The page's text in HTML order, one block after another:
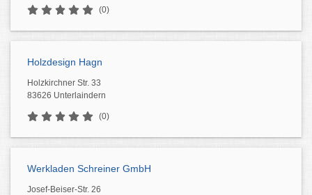
(0)
Holzdesign Hagn
Holzkirchner Str. 33
83626 Unterlaindern
(0)
Werkladen Schreiner GmbH
Josef-Beiser-Str. 26